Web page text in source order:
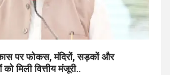
पर फोकस, मंदिरों, सड़कों और
मिली वित्तीय मंजूरी..